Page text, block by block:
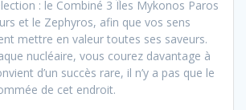
: le Combiné 3 Îles Mykonos Paros
et le Zephyros, afin que vos sens
mettre en valeur toutes ses saveurs.
nucléaire, vous courez davantage à
d’un succès rare, il n’y a pas que le
de cet endroit.